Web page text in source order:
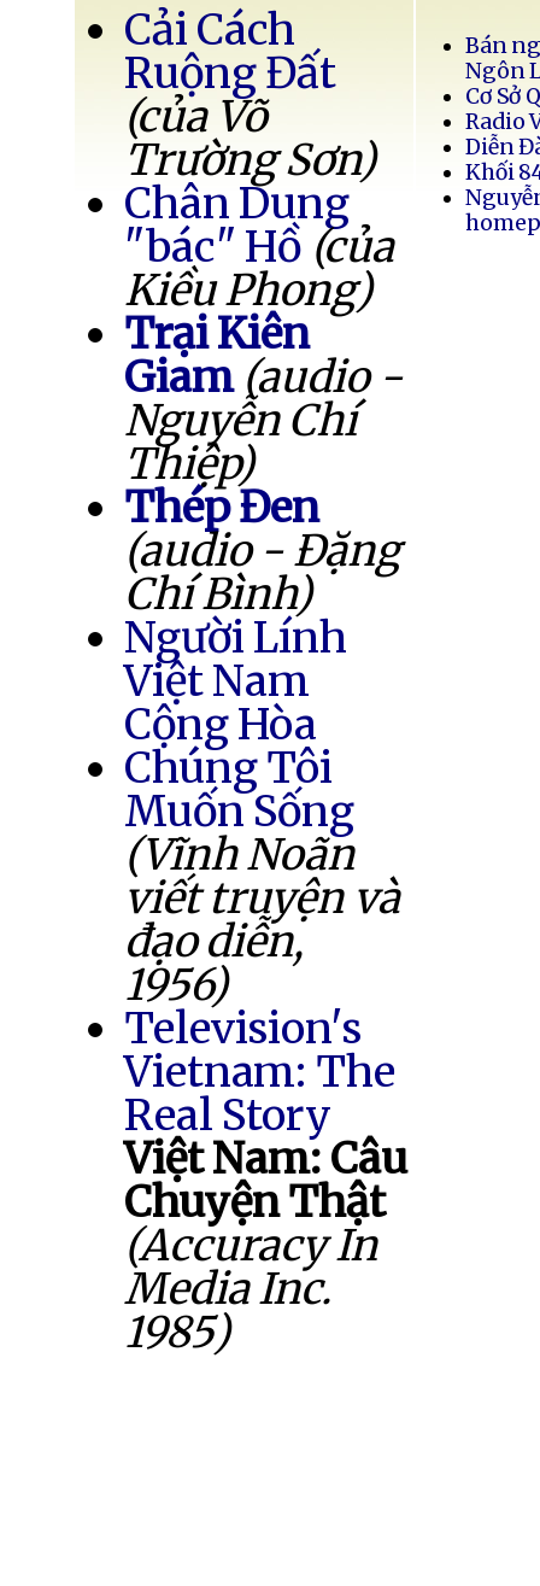
Cải Cách
Ruộng Đất
(của Võ
Trường Sơn)
Chân Dung
"bác" Hồ (của
Kiều Phong)
Trại Kiên
Giam (audio -
Nguyễn Chí
Thiệp)
Thép Đen
(audio - Đặng
Chí Bình)
Người Lính
Việt Nam
Cộng Hòa
Chúng Tôi
Muốn Sống
(Vĩnh Noãn
viết truyện và
đạo diễn,
1956)
Television's
Vietnam: The
Real Story
Việt Nam: Câu
Chuyện Thật
(Accuracy In
Media Inc.
1985)
Bán
Ngôn
Cơ Sở
Radio
Diễn
Khối